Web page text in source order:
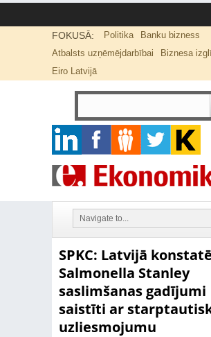
FOKUSĀ: Politika
Banku bizness
Atbalsts uzņēmējdarbībai
Biznesa
Eiro Latvijā
SPKC: Latvijā
Salmonella Stanley
saslimšanas gadījumi
saistīti ar
uzliesmojumu